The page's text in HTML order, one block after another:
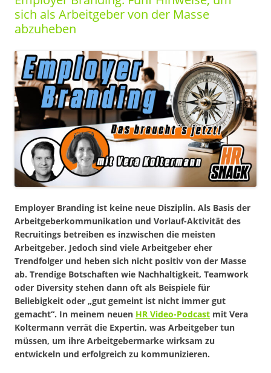
sich als Arbeitgeber von der Masse
abzuheben
Employer Branding ist keine neue Disziplin. Als Basis der
Arbeitgeberkommunikation und Vorlauf-Aktivität des
Recruitings betreiben es inzwischen die meisten
Arbeitgeber. Jedoch sind viele Arbeitgeber eher
Trendfolger und heben sich nicht positiv von der Masse
ab. Trendige Botschaften wie Nachhaltigkeit, Teamwork
oder Diversity stehen dann oft als Beispiele für
Beliebigkeit oder „gut gemeint ist nicht immer gut
gemacht“. In meinem neuen HR Video-Podcast mit Vera
Koltermann verrät die Expertin, was Arbeitgeber tun
müssen, um ihre Arbeitgebermarke wirksam zu
entwickeln und erfolgreich zu kommunizieren.